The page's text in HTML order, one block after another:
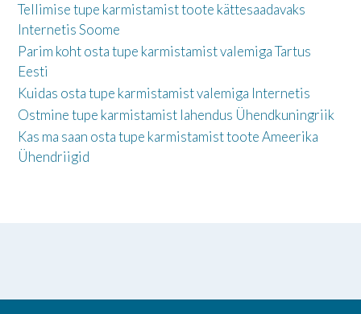
Tellimise tupe karmistamist toote kättesaadavaks
Internetis Soome
Parim koht osta tupe karmistamist valemiga Tartus
Eesti
Kuidas osta tupe karmistamist valemiga Internetis
Ostmine tupe karmistamist lahendus Ühendkuningriik
Kas ma saan osta tupe karmistamist toote Ameerika
Ühendriigid